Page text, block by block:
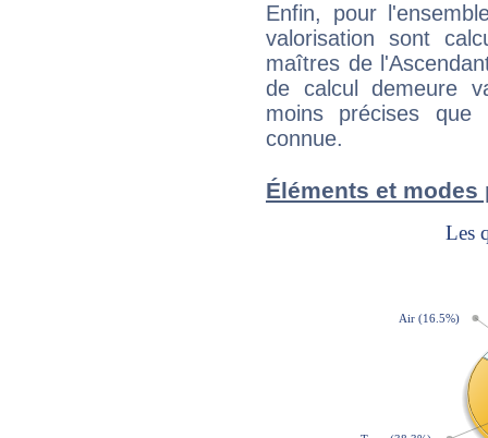
Enfin, pour
valorisation sont
maîtres de
de calcul demeure
moins précises que
connue.
Éléments et